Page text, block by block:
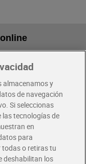
almacenamos y
de navegación
Si seleccionas
tecnologías de
en
para
todas o retiras tu
deshabilitan los